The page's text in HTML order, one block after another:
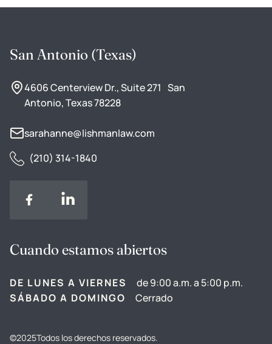
San Antonio (Texas)
4606 Centerview Dr., Suite 271 San
Antonio, Texas 78228
sarahanne@lishmanlaw.com
(210) 314-1840
Cuando estamos abiertos
DE LUNES A VIERNES
de 9:00 a.m. a 5:00 p.m.
SÁBADO A DOMINGO
Cerrado
©2025Todos los derechos reservados.